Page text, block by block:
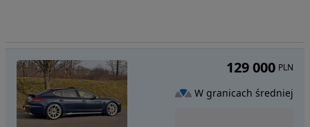
129 000 PLN
W granicach średniej